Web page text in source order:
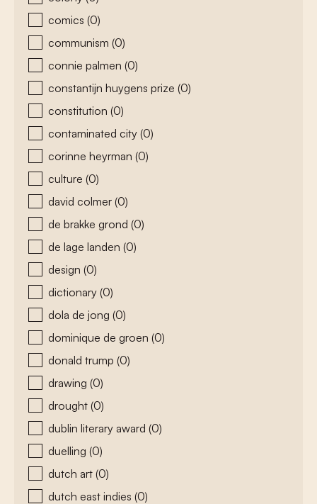
comics (0)
communism (0)
connie palmen (0)
constantijn huygens prize (0)
constitution (0)
contaminated city (0)
corinne heyrman (0)
culture (0)
david colmer (0)
de brakke grond (0)
de lage landen (0)
design (0)
dictionary (0)
dola de jong (0)
dominique de groen (0)
donald trump (0)
drawing (0)
drought (0)
dublin literary award (0)
duelling (0)
dutch art (0)
dutch east indies (0)